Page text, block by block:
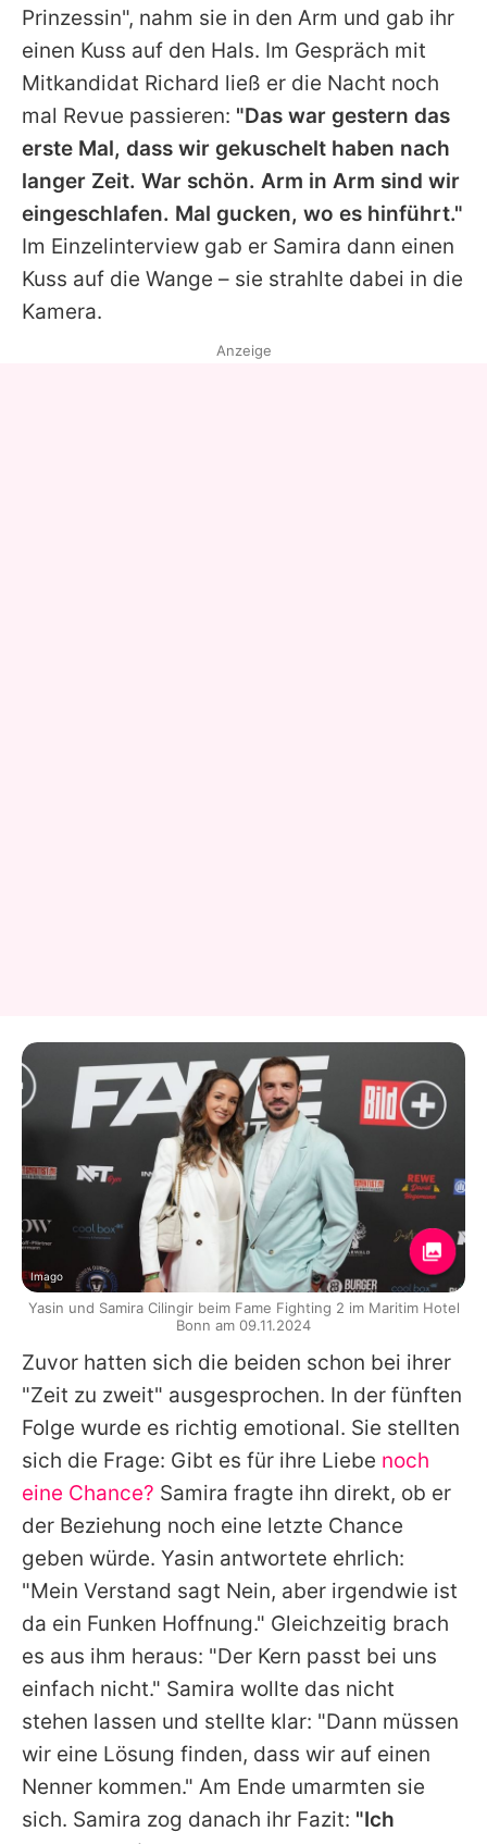
Prinzessin", nahm sie in den Arm und gab ihr
einen Kuss auf den Hals. Im Gespräch mit
Mitkandidat Richard ließ er die Nacht noch
mal Revue passieren: "Das war gestern das
erste Mal, dass wir gekuschelt haben nach
langer Zeit. War schön. Arm in Arm sind wir
eingeschlafen. Mal gucken, wo es hinführt."
Im Einzelinterview gab er Samira dann einen
Kuss auf die Wange – sie strahlte dabei in die
Kamera.
Zuvor hatten sich die beiden schon bei ihrer
"Zeit zu zweit" ausgesprochen. In der fünften
Folge wurde es richtig emotional. Sie stellten
sich die Frage: Gibt es für ihre Liebe noch
eine Chance? Samira fragte ihn direkt, ob er
der Beziehung noch eine letzte Chance
geben würde. Yasin antwortete ehrlich:
"Mein Verstand sagt Nein, aber irgendwie ist
da ein Funken Hoffnung." Gleichzeitig brach
es aus ihm heraus: "Der Kern passt bei uns
einfach nicht." Samira wollte das nicht
stehen lassen und stellte klar: "Dann müssen
wir eine Lösung finden, dass wir auf einen
Nenner kommen." Am Ende umarmten sie
sich. Samira zog danach ihr Fazit: "Ich
Anzeige
Imago
Yasin und Samira Cilingir beim Fame Fighting 2 im Maritim Hotel
Bonn am 09.11.2024